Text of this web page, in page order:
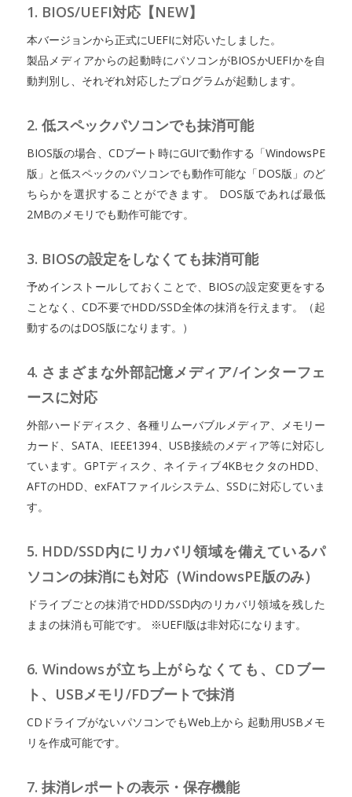
1. BIOS/UEFI対応【NEW】
本バージョンから正式にUEFIに対応いたしました。
製品メディアからの起動時にパソコンがBIOSかUEFIかを自
動判別し、それぞれ対応したプログラムが起動します。
2. 低スペックパソコンでも抹消可能
BIOS版の場合、CDブート時にGUIで動作する「WindowsPE
版」と低スペックのパソコンでも動作可能な「DOS版」のど
ちらかを選択することができます。 DOS版であれば最低
2MBのメモリでも動作可能です。
3. BIOSの設定をしなくても抹消可能
予めインストールしておくことで、BIOSの設定変更をする
ことなく、CD不要でHDD/SSD全体の抹消を行えます。（起
動するのはDOS版になります。）
4. さまざまな外部記憶メディア/インターフェ
ースに対応
外部ハードディスク、各種リムーバブルメディア、メモリー
カード、SATA、IEEE1394、USB接続のメディア等に対応し
ています。GPTディスク、ネイティブ4KBセクタのHDD、
AFTのHDD、exFATファイルシステム、SSDに対応していま
す。
5. HDD/SSD内にリカバリ領域を備えているパ
ソコンの抹消にも対応（WindowsPE版のみ）
ドライブごとの抹消でHDD/SSD内のリカバリ領域を残した
ままの抹消も可能です。 ※UEFI版は非対応になります。
6. Windowsが立ち上がらなくても、CDブー
ト、USBメモリ/FDブートで抹消
CDドライブがないパソコンでもWeb上から 起動用USBメモ
リを作成可能です。
7. 抹消レポートの表示・保存機能